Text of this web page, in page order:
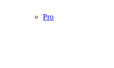
Pro